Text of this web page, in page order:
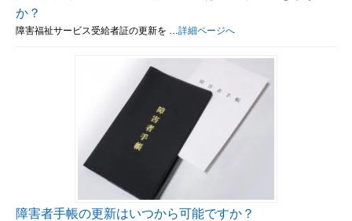
か？
障害福祉サービス受給者証の更新を … 詳細ページへ
障害者手帳の更新はいつから可能ですか？